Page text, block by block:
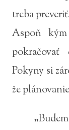
treba
Aspoň
Pokyny si
že